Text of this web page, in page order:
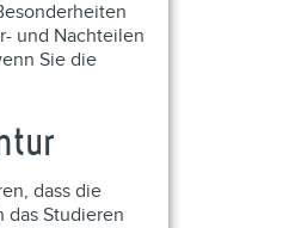
und Nachteilen
Sie die
dass die
das Studieren